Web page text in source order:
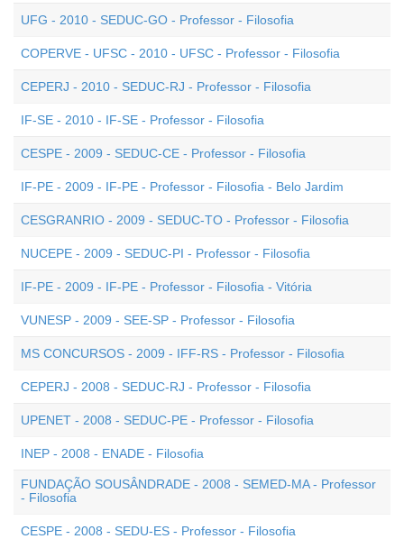
UFG - 2010 - SEDUC-GO - Professor - Filosofia
COPERVE - UFSC - 2010 - UFSC - Professor - Filosofia
CEPERJ - 2010 - SEDUC-RJ - Professor - Filosofia
IF-SE - 2010 - IF-SE - Professor - Filosofia
CESPE - 2009 - SEDUC-CE - Professor - Filosofia
IF-PE - 2009 - IF-PE - Professor - Filosofia - Belo Jardim
CESGRANRIO - 2009 - SEDUC-TO - Professor - Filosofia
NUCEPE - 2009 - SEDUC-PI - Professor - Filosofia
IF-PE - 2009 - IF-PE - Professor - Filosofia - Vitória
VUNESP - 2009 - SEE-SP - Professor - Filosofia
MS CONCURSOS - 2009 - IFF-RS - Professor - Filosofia
CEPERJ - 2008 - SEDUC-RJ - Professor - Filosofia
UPENET - 2008 - SEDUC-PE - Professor - Filosofia
INEP - 2008 - ENADE - Filosofia
FUNDAÇÃO SOUSÂNDRADE - 2008 - SEMED-MA - Professor
- Filosofia
CESPE - 2008 - SEDU-ES - Professor - Filosofia